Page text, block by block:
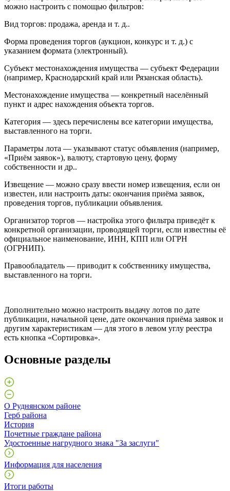
можно настроить с помощью фильтров:
Вид торгов: продажа, аренда и т. д..
Форма проведения торгов (аукцион, конкурс и т. д.) с
указанием формата (электронный).
Субъект местонахождения имущества — субъект Федерации
(например, Краснодарский край или Рязанская область).
Местонахождение имущества — конкретный населённый
пункт и адрес нахождения объекта торгов.
Категория — здесь перечислены все категории имущества,
выставленного на торги.
Параметры лота — указывают статус объявления (например,
«Приём заявок»), валюту, стартовую цену, форму
собственности и др..
Извещение — можно сразу ввести номер извещения, если он
известен, или настроить даты: окончания приёма заявок,
проведения торгов, публикации объявления.
Организатор торгов — настройка этого фильтра приведёт к
конкретной организации, проводящей торги, если известны её
официальное наименование, ИНН, КПП или ОГРН
(ОГРНИП).
Правообладатель — приводит к собственнику имущества,
выставленного на торги.
Дополнительно можно настроить выдачу лотов по дате
публикации, начальной цене, дате окончания приёма заявок и
другим характеристикам — для этого в левом углу реестра
есть кнопка «Сортировка».
Основные разделы
О Руднянском районе
Герб района
История
Почетные граждане района
Удостоенные нагрудного знака "За заслуги"
Информация для населения
Итоги работы